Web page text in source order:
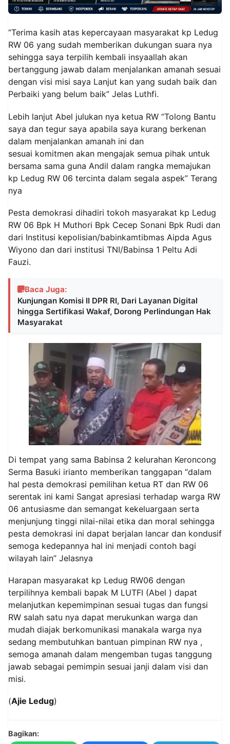
“Terima kasih atas kepercayaan masyarakat kp Ledug
RW 06 yang sudah memberikan dukungan suara nya
sehingga saya terpilih kembali insyaallah akan
bertanggung jawab dalam menjalankan amanah sesuai
dengan visi misi saya Lanjut kan yang sudah baik dan
Perbaiki yang belum baik” Jelas Luthfi.
Lebih lanjut Abel julukan nya ketua RW “Tolong Bantu
saya dan tegur saya apabila saya kurang berkenan
dalam menjalankan amanah ini dan
sesuai komitmen akan mengajak semua pihak untuk
bersama sama guna Andil dalam rangka memajukan
kp Ledug RW 06 tercinta dalam segala aspek” Terang
nya
Pesta demokrasi dihadiri tokoh masyarakat kp Ledug
RW 06 Bpk H Muthori Bpk Cecep Sonani Bpk Rudi dan
dari Institusi kepolisian/babinkamtibmas Aipda Agus
Wiyono dan dari institusi TNI/Babinsa 1 Peltu Adi
Fauzi.
Baca Juga:
Kunjungan Komisi II DPR RI, Dari Layanan Digital
hingga Sertifikasi Wakaf, Dorong Perlindungan Hak
Masyarakat
Di tempat yang sama Babinsa 2 kelurahan Keroncong
Serma Basuki irianto memberikan tanggapan “dalam
hal pesta demokrasi pemilihan ketua RT dan RW 06
serentak ini kami Sangat apresiasi terhadap warga RW
06 antusiasme dan semangat kekeluargaan serta
menjunjung tinggi nilai-nilai etika dan moral sehingga
pesta demokrasi ini dapat berjalan lancar dan kondusif
semoga kedepannya hal ini menjadi contoh bagi
wilayah lain” Jelasnya
Harapan masyarakat kp Ledug RW06 dengan
terpilihnya kembali bapak M LUTFI (Abel ) dapat
melanjutkan kepemimpinan sesuai tugas dan fungsi
RW salah satu nya dapat merukunkan warga dan
mudah diajak berkomunikasi manakala warga nya
sedang membutuhkan bantuan pimpinan RW nya ,
semoga amanah dalam mengemban tugas tanggung
jawab sebagai pemimpin sesuai janji dalam visi dan
misi.
(Ajie Ledug)
Bagikan: